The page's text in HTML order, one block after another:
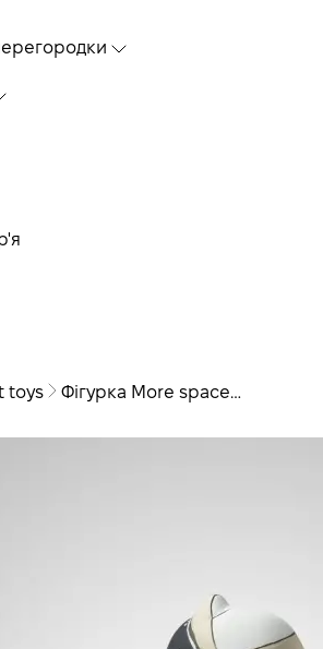
toys Фігурка More space…